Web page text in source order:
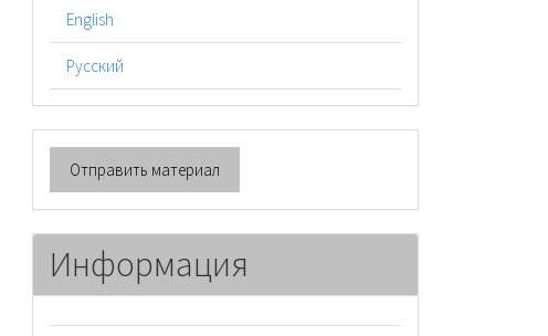
English
Русский
Отправить
материал
Отправить материал
Информация